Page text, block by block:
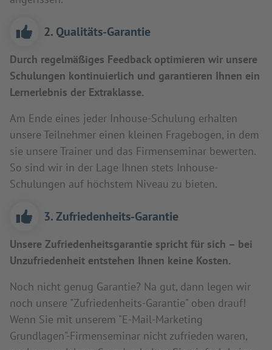
2. Qualitäts-Garantie
Durch regelmäßiges Feedback optimieren wir unsere
Schulungen kontinuierlich und garantieren Ihnen ein
Lernerlebnis der Extraklasse.
Am Ende eines jeder Inhouse-Schulung erhalten
unsere Teilnehmer einen kleinen Fragebogen, in dem
sie unsere Trainer und das Firmenseminar bewerten.
So sind wir in der Lage Ihnen stets Inhouse-
Schulungen auf höchstem Niveau zu bieten.
3. Zufriedenheits-Garantie
Unsere Zufriedenheitsgarantie spricht für sich – bei
Unzufriedenheit entstehen Ihnen keine Kosten.
Noch nicht genug Garantie? Na gut, dann legen wir
noch unsere "Zufriedenheits-Garantie" oben drauf!
Wenn Sie mit unserem "E-Mail-Marketing
Grundlagen"-Firmenseminar nicht zufrieden waren,